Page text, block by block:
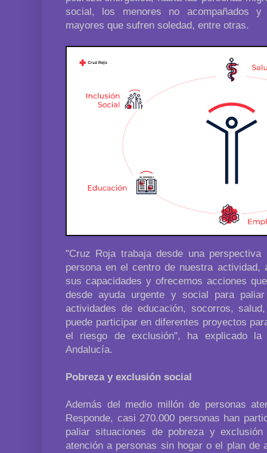
social, los menores no acompañados
mayores que sufren soledad, entre otras.
"Cruz Roja trabaja desde una
persona en el centro de nuestra actividad,
sus capacidades y ofrecemos acciones
desde ayuda urgente y social para
actividades de educación, socorros,
puede participar en diferentes proyectos
el riesgo de exclusión", ha explicado
Andalucía.
Pobreza y exclusión social
Además del medio millón de personas
Responde, casi 270.000 personas han
paliar situaciones de pobreza y
atención a personas sin hogar o el plan de